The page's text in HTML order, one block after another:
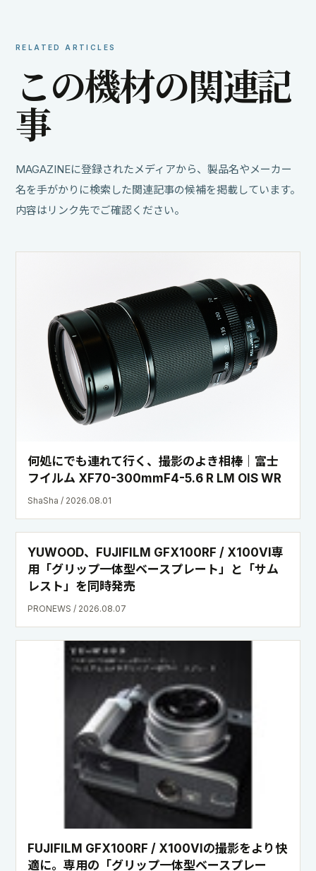
RELATED ARTICLES
この機材の関連記
事
MAGAZINEに登録されたメディアから、製品名やメーカー
名を手がかりに検索した関連記事の候補を掲載しています。
内容はリンク先でご確認ください。
何処にでも連れて行く、撮影のよき相棒｜富士
フイルム XF70-300mmF4-5.6 R LM OIS WR
ShaSha / 2026.08.01
YUWOOD、FUJIFILM GFX100RF / X100VI専
用「グリップ一体型ベースプレート」と「サム
レスト」を同時発売
PRONEWS / 2026.08.07
FUJIFILM GFX100RF / X100VIの撮影をより快
適に。専用の「グリップ一体型ベースプレー